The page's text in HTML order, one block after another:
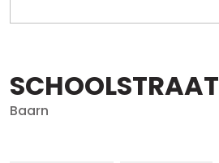
SCHOOLSTRAAT
Baarn